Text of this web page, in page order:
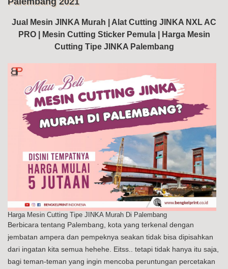
Jual Mesin JINKA Murah | Alat Cutting JINKA NXL AC
PRO | Mesin Cutting Sticker Pemula | Harga Mesin
Cutting Tipe JINKA Palembang
Harga Mesin Cutting Tipe JINKA Murah Di Palembang
Berbicara tentang Palembang, kota yang terkenal dengan
jembatan ampera dan pempeknya seakan tidak bisa dipisahkan
dari ingatan kita semua hehehe. Eitss.. tetapi tidak hanya itu saja,
bagi teman-teman yang ingin mencoba peruntungan percetakan